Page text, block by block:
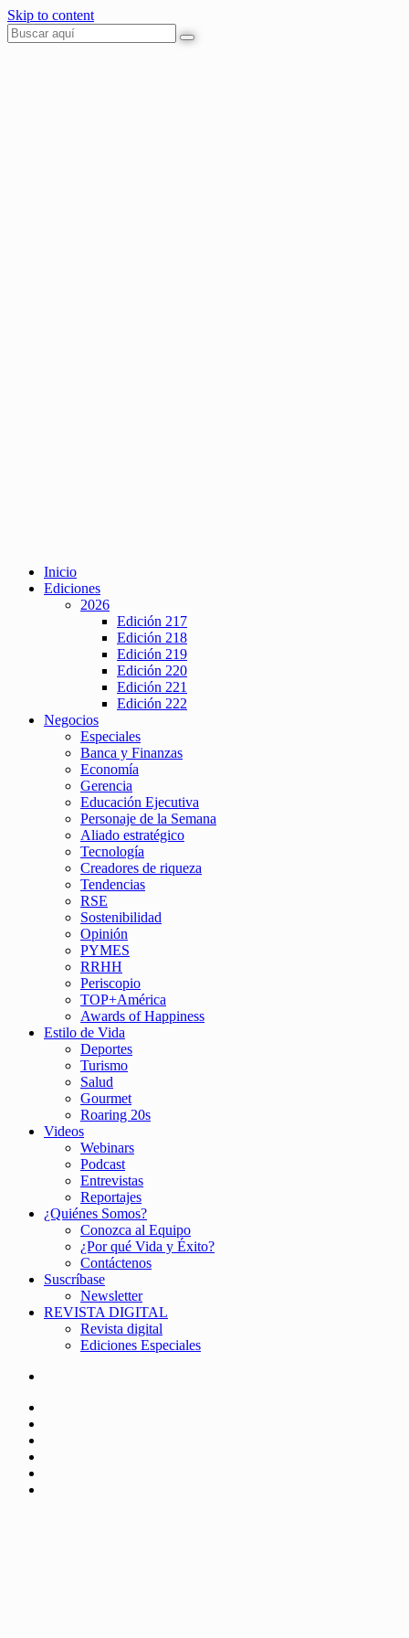
Skip to content
Inicio
Ediciones
2026
Edición 217
Edición 218
Edición 219
Edición 220
Edición 221
Edición 222
Negocios
Especiales
Banca y Finanzas
Economía
Gerencia
Educación Ejecutiva
Personaje de la Semana
Aliado estratégico
Tecnología
Creadores de riqueza
Tendencias
RSE
Sostenibilidad
Opinión
PYMES
RRHH
Periscopio
TOP+América
Awards of Happiness
Estilo de Vida
Deportes
Turismo
Salud
Gourmet
Roaring 20s
Videos
Webinars
Podcast
Entrevistas
Reportajes
¿Quiénes Somos?
Conozca al Equipo
¿Por qué Vida y Éxito?
Contáctenos
Suscríbase
Newsletter
REVISTA DIGITAL
Revista digital
Ediciones Especiales